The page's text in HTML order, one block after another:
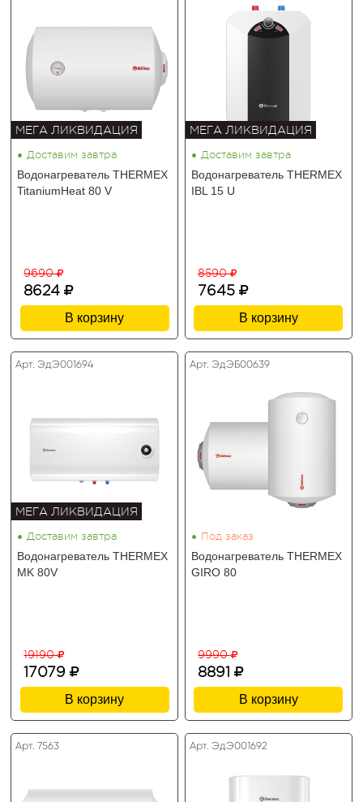
МЕГА ЛИКВИДАЦИЯ
• Доставим завтра
Водонагреватель THERMEX
TitaniumHeat 80 V
9690
8624
В корзину
МЕГА ЛИКВИДАЦИЯ
• Доставим завтра
Водонагреватель THERMEX
IBL 15 U
8590
7645
В корзину
Арт. ЭдЭ001694
МЕГА ЛИКВИДАЦИЯ
• Доставим завтра
Водонагреватель THERMEX
MK 80V
19190
17079
В корзину
Арт. ЭдЭБ00639
• Под заказ
Водонагреватель THERMEX
GIRO 80
9990
8891
В корзину
Арт. 7563 Арт. ЭдЭ001692